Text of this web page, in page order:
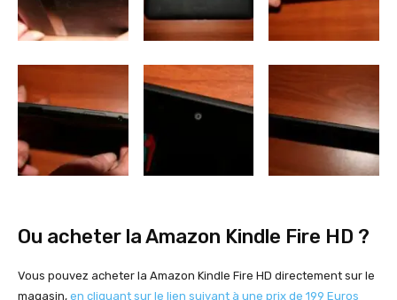
Ou acheter la Amazon Kindle Fire HD ?
Vous pouvez acheter la Amazon Kindle Fire HD directement sur le
magasin, en cliquant sur le lien suivant à une prix de 199 Euros